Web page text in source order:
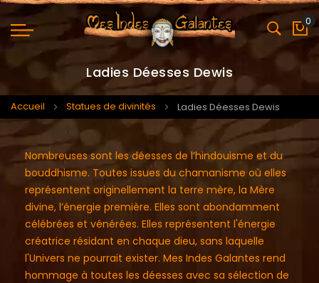
0
Ladies Déesses Dewis
Accueil Statues de divinités Ladies Déesses Dewis
Nombreuses sont les déesses de l’hindouisme et du
bouddhisme. Toutes issues du chamanisme où elles
représentent originellement la terre mère, la Mère
divine, l’énergie première. Elles sont abondamment
célébrées et vénérées. Elles représentent l'énergie
créatrice résidant en chaque dieu, sans laquelle
l'Univers ne pourrait exister. Mes Indes Galantes rend
hommage à toutes les déesses avec sa sélection de